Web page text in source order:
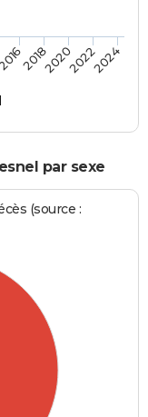
2018202020222024
par sexe
(source :